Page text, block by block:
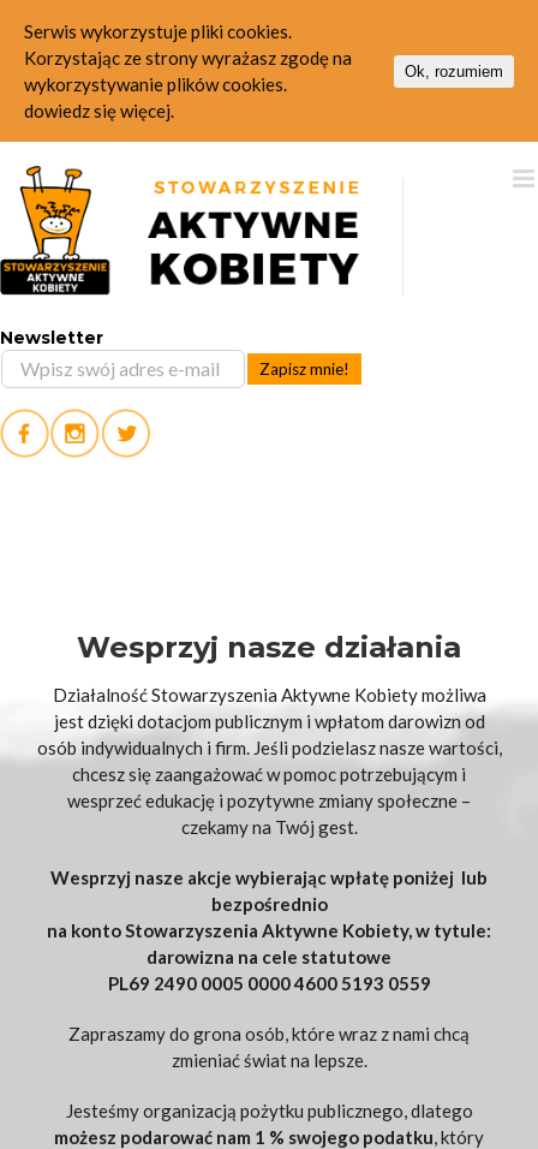
content
Newsletter
Wesprzyj nasze działania
Działalność Stowarzyszenia Aktywne Kobiety możliwa
jest dzięki dotacjom publicznym i wpłatom darowizn od
osób indywidualnych i firm. Jeśli podzielasz nasze wartości,
chcesz się zaangażować w pomoc potrzebującym i
wesprzeć edukację i pozytywne zmiany społeczne –
czekamy na Twój gest.
Wesprzyj nasze akcje wybierając wpłatę poniżej lub
bezpośrednio
na konto Stowarzyszenia Aktywne Kobiety, w tytule:
darowizna na cele statutowe
PL69 2490 0005 0000 4600 5193 0559
Zapraszamy do grona osób, które wraz z nami chcą
zmieniać świat na lepsze.
Jesteśmy organizacją pożytku publicznego, dlatego
możesz podarować nam 1 % swojego podatku, który
Serwis wykorzystuje pliki cookies.
Korzystając ze strony wyrażasz zgodę na
wykorzystywanie plików cookies.
dowiedz się więcej.
Ok, rozumiem